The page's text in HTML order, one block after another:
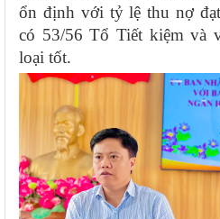
ổn định với tỷ lệ thu nợ
có 53/56 Tổ Tiết kiệm và
loại tốt.